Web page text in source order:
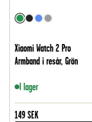
Xiaomi Watch 2 Pro
Armband i resår, Grön
I lager
149 SEK